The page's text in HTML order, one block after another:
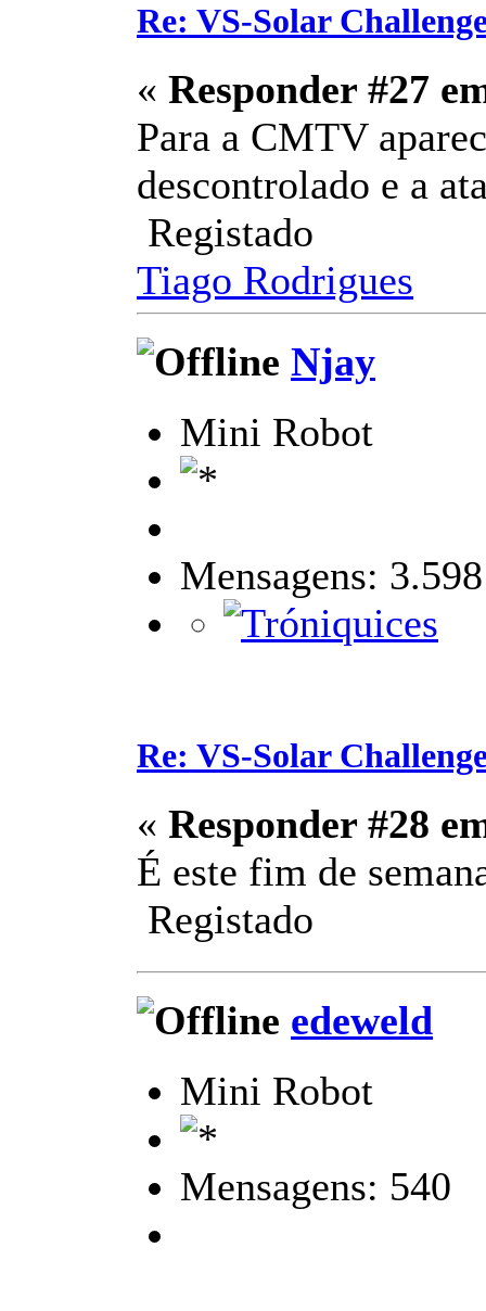
Re: VS-Solar
« Responder #27
Para a CMTV
descontrolado e a
Registado
Tiago Rodrigues
Njay
Mini Robot
Mensagens: 3.598
Re: VS-Solar
« Responder #28
É este fim de
Registado
edeweld
Mini Robot
Mensagens: 540